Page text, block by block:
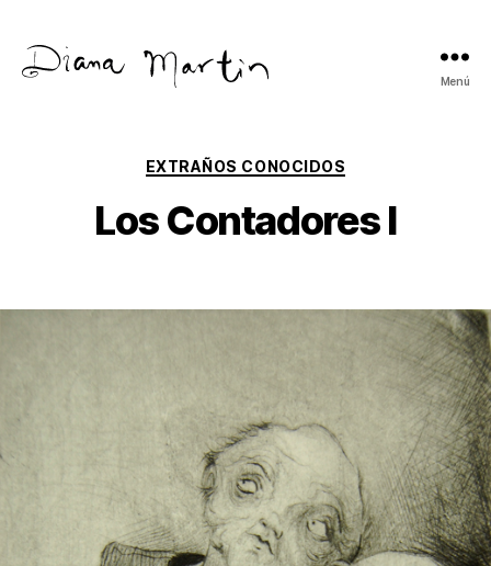
Menú
Categorías
EXTRAÑOS CONOCIDOS
Los Contadores I